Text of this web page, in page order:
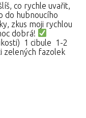
co rychle uvařit,
do hubnoucího
zkus moji rychlou
dobrá!
1 cibule 1-2
zelených fazolek